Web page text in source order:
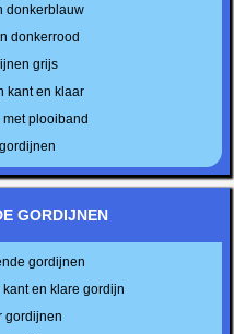
donkerblauw
donkerrood
grijs
kant en klaar
plooiband
GORDIJNEN
gordijnen
en klare gordijn
gordijnen